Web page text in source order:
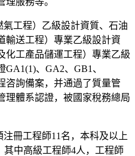
工程）乙級設計資質、石油
輸送工程）專業乙級設計資
化工產品儲運工程）專業乙級
、GA2、GB1、
咨詢備案，并通過了質量管
理體系認證，被國家稅務總局
冊工程師11名，本科及以上
其中高級工程師4人，工程師